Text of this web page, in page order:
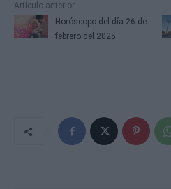
Artículo anterior
Horóscopo del día 26 de
febrero del 2025